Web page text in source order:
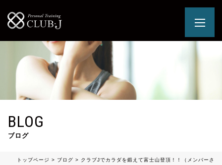
BLOG
ブログ
トップページ > ブログ > クラブJでカラダを鍛えて富士山登頂！！（メンバーさ